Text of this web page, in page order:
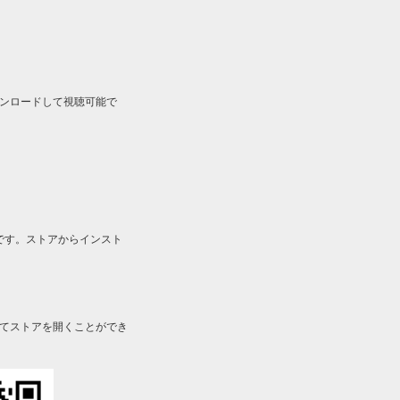
ロードして視聴可能で
。ストアからインスト
ストアを開くことができ